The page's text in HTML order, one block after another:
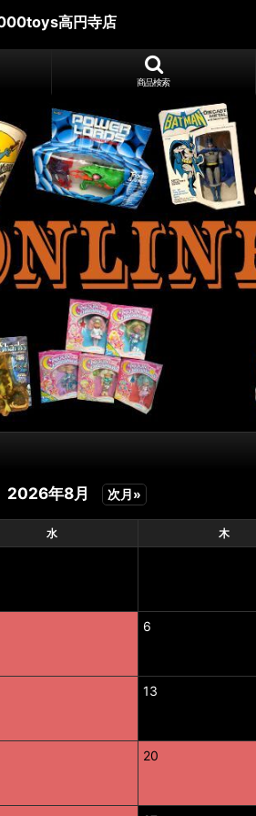
高円寺店
商品検索
2026年8月 次月»
水 木
6
13
20